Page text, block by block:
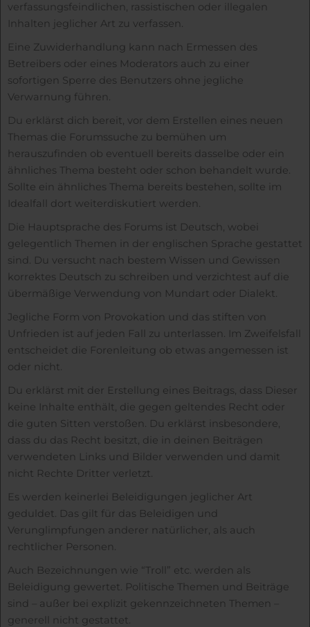
verfassungsfeindlichen, rassistischen oder illegalen
Inhalten jeglicher Art zu verfassen.
Eine Zuwiderhandlung kann nach Ermessen des
Betreibers oder eines Moderators auch zu einer
sofortigen Sperre des Benutzers ohne jegliche
Verwarnung führen.
Du erklärst dich bereit, vor dem Erstellen eines neuen
Themas die Forumssuche zu bemühen um
herauszufinden ob eventuell bereits dasselbe oder ein
ähnliches Thema besteht oder schon behandelt wurde.
Sollte ein ähnliches Thema bereits bestehen, sollte im
Idealfall dort weiterdiskutiert werden.
Die Hauptsprache des Forums ist Deutsch, wobei
gelegentlich Themen in der englischen Sprache gestattet
sind. Du versucht nach bestem Wissen und Gewissen
korrektes Deutsch zu schreiben und verzichtest auf die
übermäßige Verwendung von Mundart oder Dialekt.
Jegliche Form von Provokation und das stiften von
Unfrieden ist auf jeden Fall zu unterlassen. Im Zweifelsfall
entscheidet die Forenleitung ob etwas angemessen ist
oder nicht.
Du erklärst mit der Erstellung eines Beitrags, dass Dieser
keine Inhalte enthält, die gegen geltendes Recht oder
die guten Sitten verstoßen. Du erklärst insbesondere,
dass du das Recht besitzt, die in deinen Beiträgen
verwendeten Links und Bilder verwenden und damit
nicht Rechte Dritter verletzt.
Es werden keinerlei Beleidigungen jeglicher Art
geduldet. Das gilt für das Beleidigen und
Verunglimpfungen anderer natürlicher, als auch
rechtlicher Personen.
Auch Bezeichnungen wie “Troll” etc. werden als
Beleidigung gewertet. Politische Themen und Beiträge
sind – außer bei explizit gekennzeichneten Themen –
generell nicht gestattet.